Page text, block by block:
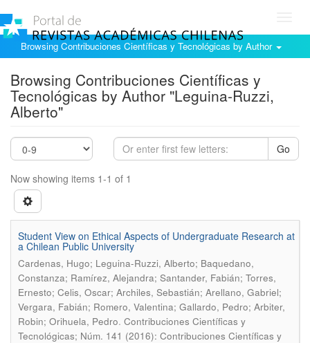
Browsing Contribuciones Científicas y Tecnológicas by Author
Browsing Contribuciones Científicas y
Tecnológicas by Author "Leguina-Ruzzi,
Alberto"
Go
Now showing items 1-1 of 1
Student View on Ethical Aspects of Undergraduate Research at
a Chilean Public University
Cardenas, Hugo; Leguina-Ruzzi, Alberto; Baquedano,
Constanza; Ramírez, Alejandra; Santander, Fabián; Torres,
Ernesto; Celis, Oscar; Archiles, Sebastián; Arellano, Gabriel;
Vergara, Fabián; Romero, Valentina; Gallardo, Pedro; Arbiter,
Robin; Orihuela, Pedro. Contribuciones Científicas y
Tecnológicas; Núm. 141 (2016): Contribuciones Científicas y